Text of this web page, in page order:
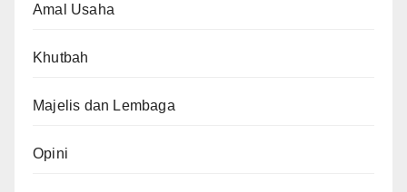
Amal Usaha
Khutbah
Majelis dan Lembaga
Opini